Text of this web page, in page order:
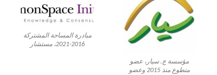
مبادرة المساحة المشتركة
2016-2021، مستشار
مؤسسة ع. سيار، عضو
متطوع منذ 2015 وعضو